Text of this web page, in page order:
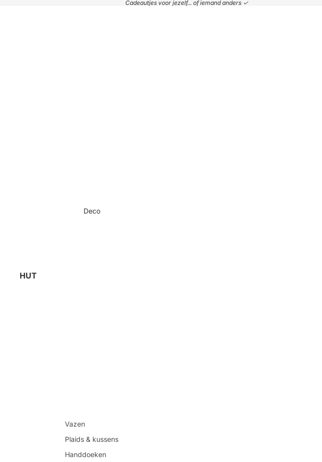
Cadeautjes voor jezelf... of iemand anders ✓
HUT
Deco
Vazen
Plaids & kussens
Handdoeken